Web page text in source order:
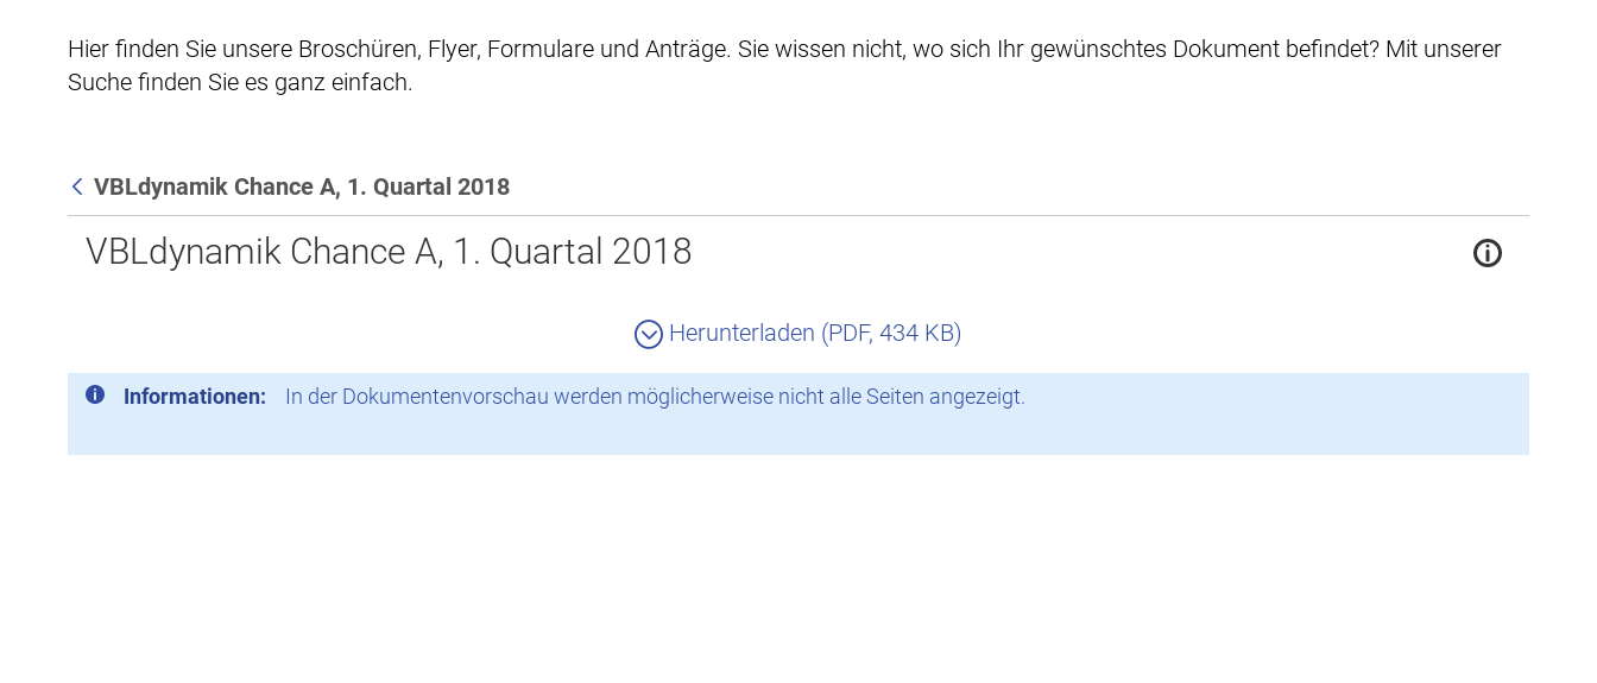
Hier finden Sie unsere Broschüren, Flyer, Formulare und Anträge. Sie wissen nicht, wo sich Ihr gewünschtes Dokument befindet? Mit unserer
Suche finden Sie es ganz einfach.
Zurück
VBLdynamik Chance A, 1. Quartal 2018
VBLdynamik Chance A, 1. Quartal 2018
Herunterladen (PDF, 434 KB)
Informationen: In der Dokumentenvorschau werden möglicherweise nicht alle Seiten angezeigt.